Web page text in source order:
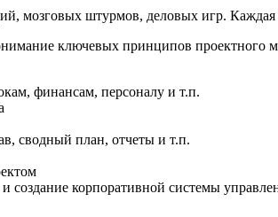
мозговых штурмов, деловых игр.
ключевых принципов проектного
финансам, персоналу и т.п.
сводный план, отчеты и т.п.
корпоративной системы